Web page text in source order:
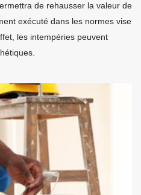
de rehausser la valeur de
exécuté dans les normes vise
les intempéries peuvent